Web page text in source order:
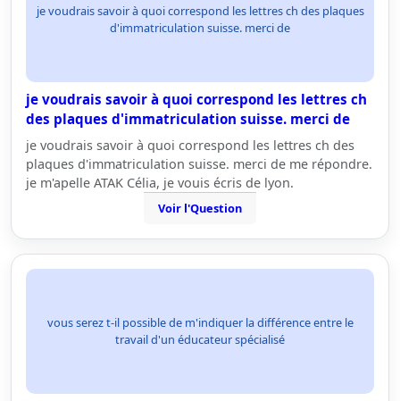
je voudrais savoir à quoi correspond les lettres ch des plaques
d'immatriculation suisse. merci de
je voudrais savoir à quoi correspond les lettres ch
des plaques d'immatriculation suisse. merci de
je voudrais savoir à quoi correspond les lettres ch des
plaques d'immatriculation suisse. merci de me répondre.
je m'apelle ATAK Célia, je vouis écris de lyon.
Voir l'Question
vous serez t-il possible de m'indiquer la différence entre le
travail d'un éducateur spécialisé